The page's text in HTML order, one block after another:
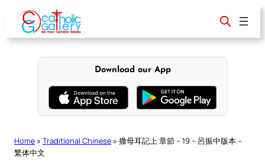
content
Download our App
Home » Traditional Chinese » 撒母耳記上 章節 – 19 – 呂振中版本 –
繁体中文